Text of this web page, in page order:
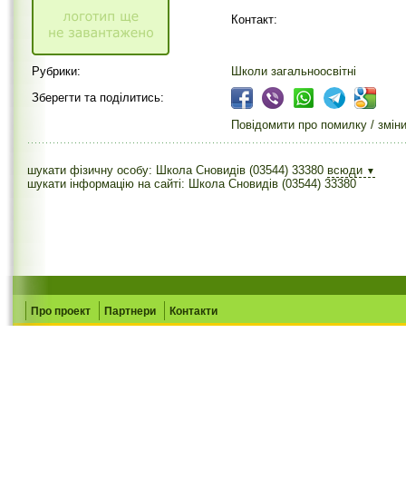
Контакт:
Рубрики:
Школи загальноосвітні
Зберегти та поділитись:
Повідомити про помилку / зміни
шукати фізичну особу: Школа Сновидів (03544) 33380 всюди ▼
шукати інформацію на сайті: Школа Сновидів (03544) 33380
Про проект Партнери Контакти